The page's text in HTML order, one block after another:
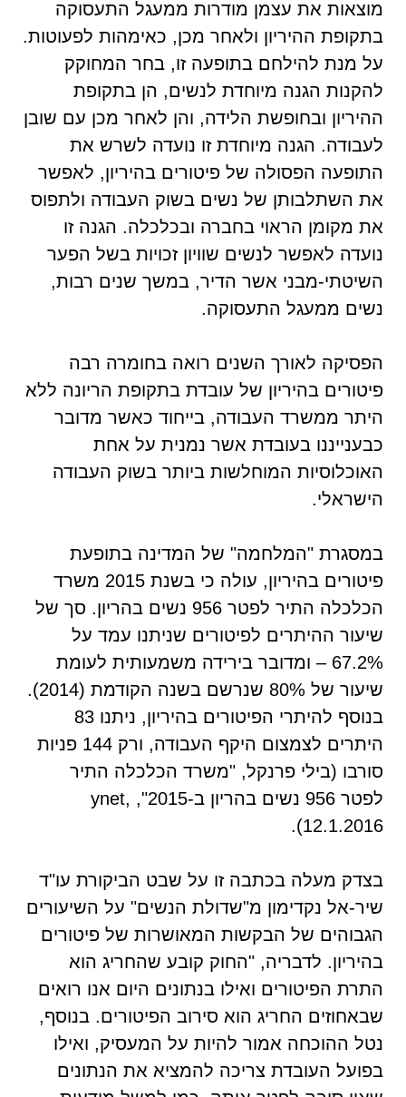
מוצאות את עצמן מודרות ממעגל התעסוקה
בתקופת ההיריון ולאחר מכן, כאימהות לפעוטות.
על מנת להילחם בתופעה זו, בחר המחוקק
להקנות הגנה מיוחדת לנשים, הן בתקופת
ההיריון ובחופשת הלידה, והן לאחר מכן עם שובן
לעבודה. הגנה מיוחדת זו נועדה לשרש את
התופעה הפסולה של פיטורים בהיריון, לאפשר
את השתלבותן של נשים בשוק העבודה ולתפוס
את מקומן הראוי בחברה ובכלכלה. הגנה זו
נועדה לאפשר לנשים שוויון זכויות בשל הפער
השיטתי-מבני אשר הדיר, במשך שנים רבות,
נשים ממעגל התעסוקה.
הפסיקה לאורך השנים רואה בחומרה רבה
פיטורים בהיריון של עובדת בתקופת הריונה ללא
היתר ממשרד העבודה, בייחוד כאשר מדובר
כבענייננו בעובדת אשר נמנית על אחת
האוכלוסיות המוחלשות ביותר בשוק העבודה
הישראלי.
במסגרת "המלחמה" של המדינה בתופעת
פיטורים בהיריון, עולה כי בשנת 2015 משרד
הכלכלה התיר לפטר 956 נשים בהריון. סך של
שיעור ההיתרים לפיטורים שניתנו עמד על
67.2% – ומדובר בירידה משמעותית לעומת
שיעור של 80% שנרשם בשנה הקודמת (2014).
בנוסף להיתרי הפיטורים בהיריון, ניתנו 83
היתרים לצמצום היקף העבודה, ורק 144 פניות
סורבו (בילי פרנקל, "משרד הכלכלה התיר
לפטר 956 נשים בהריון ב-2015", ynet,
12.1.2016).
בצדק מעלה בכתבה זו על שבט הביקורת עו"ד
שיר-אל נקדימון מ"שדולת הנשים" על השיעורים
הגבוהים של הבקשות המאושרות של פיטורים
בהיריון. לדבריה, "החוק קובע שהחריג הוא
התרת הפיטורים ואילו בנתונים היום אנו רואים
שבאחוזים החריג הוא סירוב הפיטורים. בנוסף,
נטל ההוכחה אמור להיות על המעסיק, ואילו
בפועל העובדת צריכה להמציא את הנתונים